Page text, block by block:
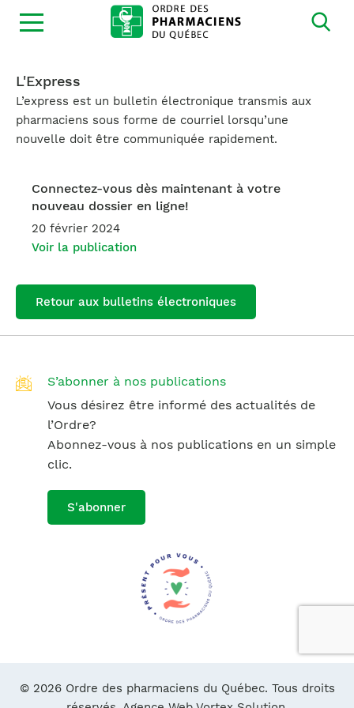
Ouvrir
la
L'Express
L’express est un bulletin électronique transmis aux
pharmaciens sous forme de courriel lorsqu’une
nouvelle doit être communiquée rapidement.
Connectez-vous dès maintenant à votre
nouveau dossier en ligne!
20 février 2024
Voir la publication
Retour aux bulletins électroniques
S’abonner à nos publications
Vous désirez être informé des actualités de
l’Ordre?
Abonnez-vous à nos publications en un simple
clic.
S'abonner
© 2026 Ordre des pharmaciens du Québec. Tous droits